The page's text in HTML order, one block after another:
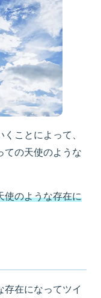
ことによって、
ての天使のような
使のような存在に
存在になってツイ